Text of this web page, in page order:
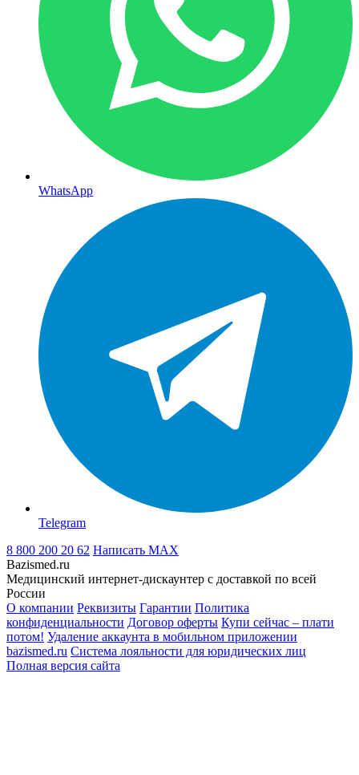
WhatsApp
Telegram
8 800 200 20 62 Написать MAX
Bazismed.ru
Медицинский интернет-дискаунтер с доставкой по всей
России
О компании Реквизиты Гарантии Политика
конфиденциальности Договор оферты Купи сейчас – плати
потом! Удаление аккаунта в мобильном приложении
bazismed.ru Система лояльности для юридических лиц
Полная версия сайта